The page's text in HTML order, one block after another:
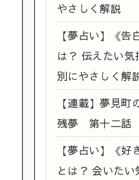
やさしく解説
【夢占い】《告
は？ 伝えたい
別にやさしく解
【連載】夢見
残夢 第十二話
【夢占い】《好
とは？ 会いた